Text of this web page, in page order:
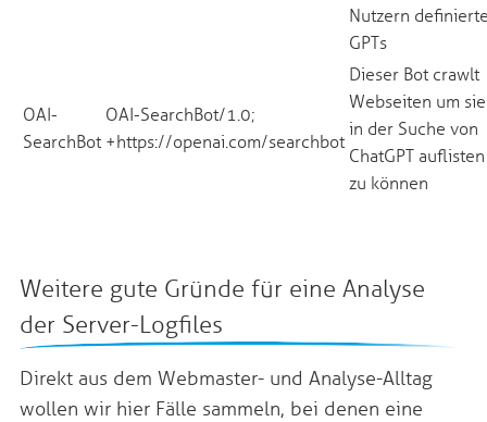
Nutzern
GPTs
OAI-
SearchBot
OAI-SearchBot/1.0;
+https://openai.com/searchbot
Dieser Bot crawlt
Webseiten um sie
in der Suche von
ChatGPT auflisten
zu können
Weitere gute Gründe für eine Analyse
der Server-Logfiles
Direkt aus dem Webmaster- und Analyse-Alltag
wollen wir hier Fälle sammeln, bei denen eine